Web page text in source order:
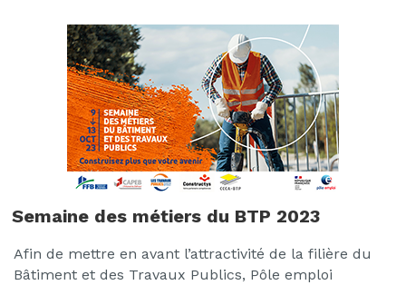
Semaine des métiers du BTP 2023
Afin de mettre en avant l’attractivité de la filière du
Bâtiment et des Travaux Publics, Pôle emploi